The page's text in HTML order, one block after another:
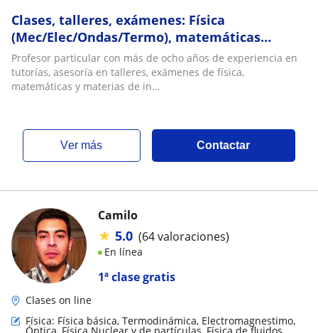
Clases, talleres, exámenes: Física
(Mec/Elec/Ondas/Termo), matemáticas
(Calculo/EDO/ Vectorial/Algebra), Ingeniería
Mecánica/Civil
Profesor particular con más de ocho años de experiencia en
tutorías, asesoría en talleres, exámenes de física,
matemáticas y materias de in...
ver más Contactar
1ª clase gratis
Camilo
★ 5.0 (64 valoraciones)
En línea
Clases on line
Física: Física básica, Termodinámica, Electromagnestimo,